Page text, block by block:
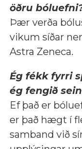
öðru
Þær verða
vikum síðar
Astra Zeneca.
Ég fékk fyrri
ég fengið
Ef það er
er það hægt í
samband við